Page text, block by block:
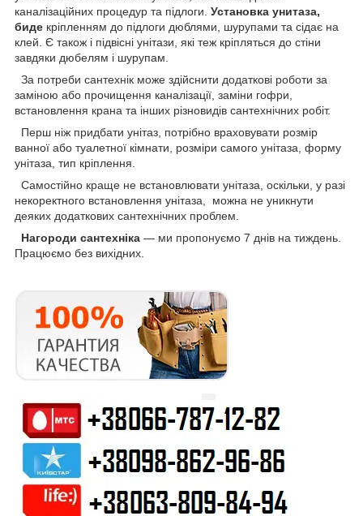
каналізаційних процедур та підлоги. Установка унитаза,
биде кріпленням до підлоги дюблями, шурупами та сідає на
клей. Є також і підвісні унітази, які теж кріпляться до стіни
завдяки дюбелям і шурупам.
За потреби сантехнік може здійснити додаткові роботи за
заміною або прочищення каналізації, заміни гофри,
встановлення крана та інших різновидів сантехнічних робіт.
Перш ніж придбати унітаз, потрібно враховувати розмір
ванної або туалетної кімнати, розміри самого унітаза, форму
унітаза, тип кріплення.
Самостійно краще не встановлювати унітаза, оскільки, у разі
некоректного встановлення унітаза, можна не уникнути
деяких додаткових сантехнічних проблем.
Нагороди сантехніка — ми пропонуємо 7 днів на тиждень.
Працюємо без вихідних.